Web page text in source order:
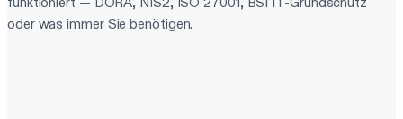
oder was immer Sie benötigen.